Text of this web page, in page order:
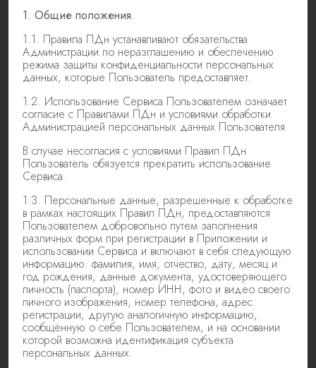
1. Общие положения.
1.1. Правила ПДн устанавливают обязательства
Администрации по неразглашению и обеспечению
режима защиты конфиденциальности персональных
данных, которые Пользователь предоставляет.
1.2. Использование Сервиса Пользователем означает
согласие с Правилами ПДн и условиями обработки
Администрацией персональных данных Пользователя.
В случае несогласия с условиями Правил ПДн
Пользователь обязуется прекратить использование
Сервиса.
1.3. Персональные данные, разрешенные к обработке
в рамках настоящих Правил ПДн, предоставляются
Пользователем добровольно путем заполнения
различных форм при регистрации в Приложении и
использовании Сервиса и включают в себя следующую
информацию: фамилия, имя, отчество, дату, месяц и
год рождения, данные документа, удостоверяющего
личность (паспорта), номер ИНН, фото и видео своего
личного изображения, номер телефона, адрес
регистрации, другую аналогичную информацию,
сообщённую о себе Пользователем, и на основании
которой возможна идентификация субъекта
персональных данных.